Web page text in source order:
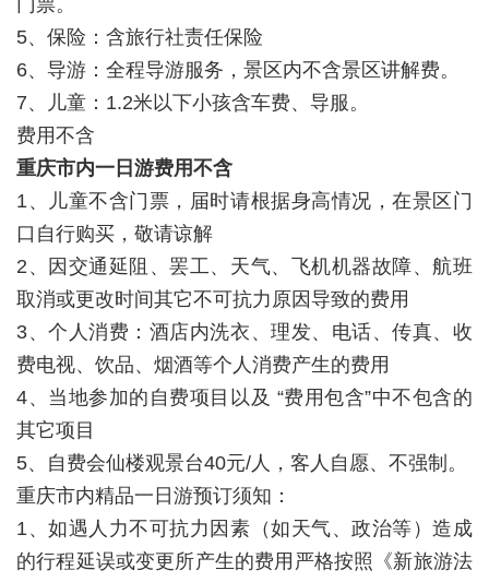
门票。
5、保险：含旅行社责任保险
6、导游：全程导游服务，景区内不含景区讲解费。
7、儿童：1.2米以下小孩含车费、导服。
费用不含
重庆市内一日游费用不含
1、儿童不含门票，届时请根据身高情况，在景区门
口自行购买，敬请谅解
2、因交通延阻、罢工、天气、飞机机器故障、航班
取消或更改时间其它不可抗力原因导致的费用
3、个人消费：酒店内洗衣、理发、电话、传真、收
费电视、饮品、烟酒等个人消费产生的费用
4、当地参加的自费项目以及 “费用包含”中不包含的
其它项目
5、自费会仙楼观景台40元/人，客人自愿、不强制。
重庆市内精品一日游预订须知：
1、如遇人力不可抗力因素（如天气、政治等）造成
的行程延误或变更所产生的费用严格按照《新旅游法